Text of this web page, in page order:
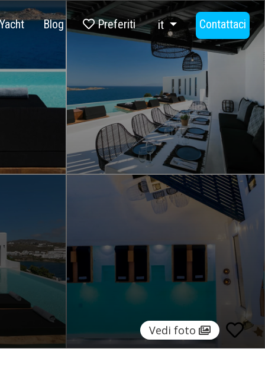
Blog Preferiti it Contattaci
Vedi foto